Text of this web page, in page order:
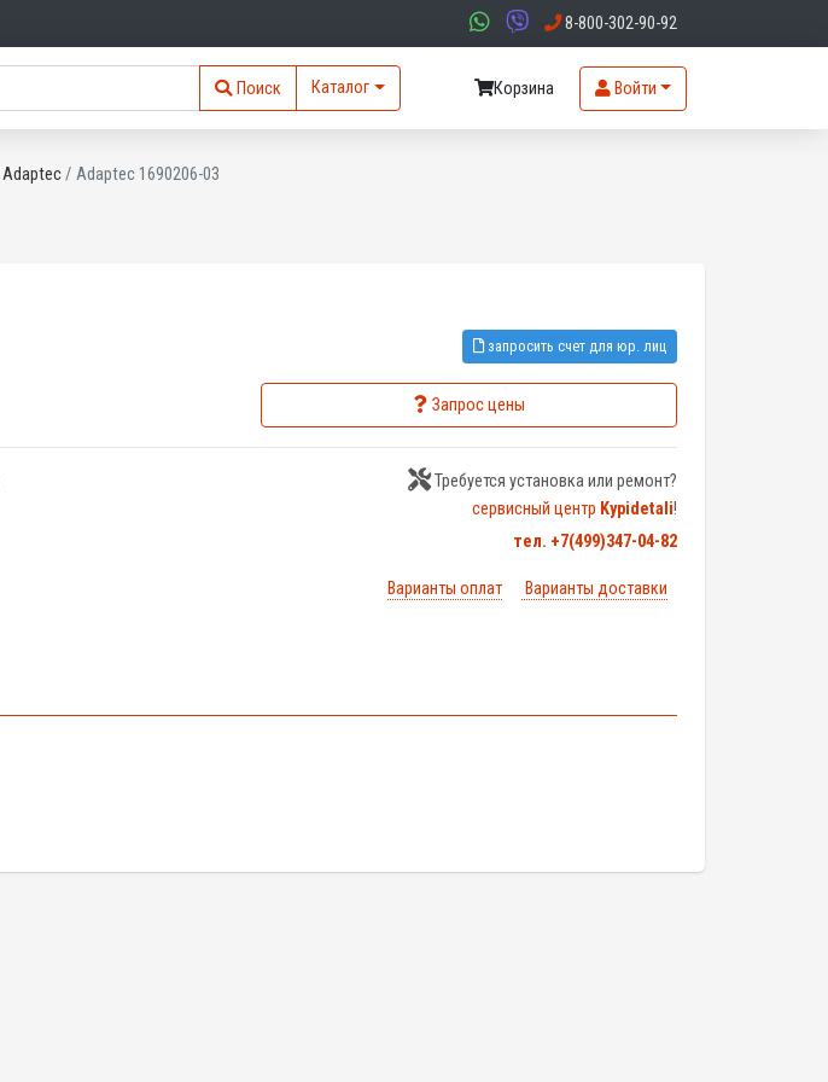
8-800-302-90-92
Поиск Каталог Корзина Войти
Adaptec Adaptec 1690206-03
запросить счет для юр. лиц
Запрос цены
Требуется установка или ремонт?
сервисный центр Kypidetali!
тел. +7(499)347-04-82
Варианты оплат Варианты доставки